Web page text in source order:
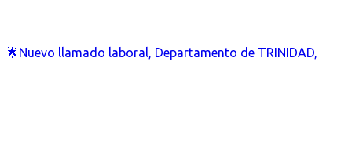
🌟Nuevo llamado laboral, Departamento de TRINIDAD,